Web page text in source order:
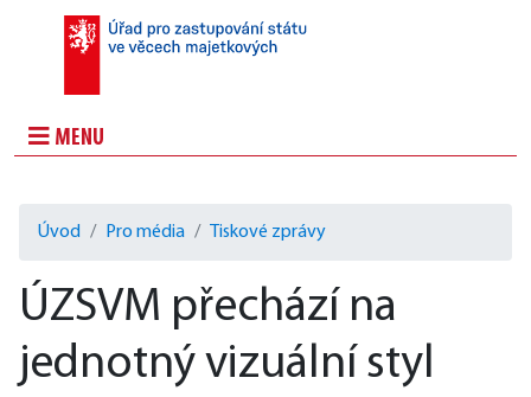
MENU
Úvod Pro média Tiskové zprávy
ÚZSVM přechází na
jednotný vizuální styl